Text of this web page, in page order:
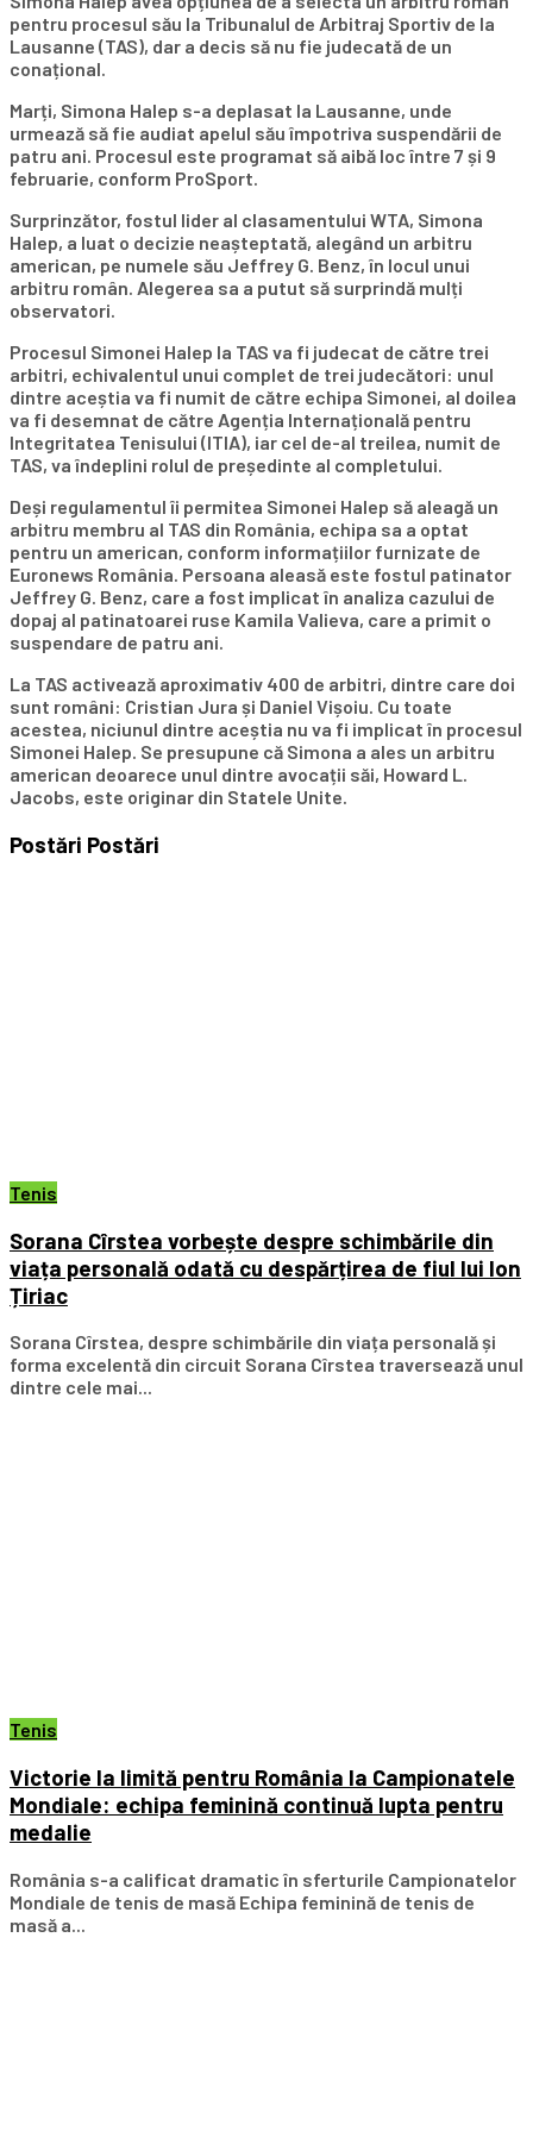
pentru procesul său la Tribunalul de Arbitraj Sportiv de la
Lausanne (TAS), dar a decis să nu fie judecată de un
conațional.
Marți, Simona Halep s-a deplasat la Lausanne, unde
urmează să fie audiat apelul său împotriva suspendării de
patru ani. Procesul este programat să aibă loc între 7 și 9
februarie, conform ProSport.
Surprinzător, fostul lider al clasamentului WTA, Simona
Halep, a luat o decizie neașteptată, alegând un arbitru
american, pe numele său Jeffrey G. Benz, în locul unui
arbitru român. Alegerea sa a putut să surprindă mulți
observatori.
Procesul Simonei Halep la TAS va fi judecat de către trei
arbitri, echivalentul unui complet de trei judecători: unul
dintre aceștia va fi numit de către echipa Simonei, al doilea
va fi desemnat de către Agenția Internațională pentru
Integritatea Tenisului (ITIA), iar cel de-al treilea, numit de
TAS, va îndeplini rolul de președinte al completului.
Deși regulamentul îi permitea Simonei Halep să aleagă un
arbitru membru al TAS din România, echipa sa a optat
pentru un american, conform informațiilor furnizate de
Euronews România. Persoana aleasă este fostul patinator
Jeffrey G. Benz, care a fost implicat în analiza cazului de
dopaj al patinatoarei ruse Kamila Valieva, care a primit o
suspendare de patru ani.
La TAS activează aproximativ 400 de arbitri, dintre care doi
sunt români: Cristian Jura și Daniel Vișoiu. Cu toate
acestea, niciunul dintre aceștia nu va fi implicat în procesul
Simonei Halep. Se presupune că Simona a ales un arbitru
american deoarece unul dintre avocații săi, Howard L.
Jacobs, este originar din Statele Unite.
Postări Postări
Tenis
Sorana Cîrstea vorbește despre schimbările din
viața personală odată cu despărțirea de fiul lui Ion
Țiriac
Sorana Cîrstea, despre schimbările din viața personală și
forma excelentă din circuit Sorana Cîrstea traversează unul
dintre cele mai...
Tenis
Victorie la limită pentru România la Campionatele
Mondiale: echipa feminină continuă lupta pentru
medalie
România s-a calificat dramatic în sferturile Campionatelor
Mondiale de tenis de masă Echipa feminină de tenis de
masă a...